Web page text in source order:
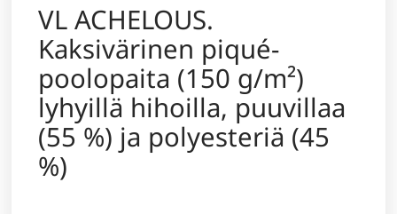
VL ACHELOUS.
Kaksivärinen piqué-
poolopaita (150 g/m²)
lyhyillä hihoilla, puuvillaa
(55 %) ja polyesteriä (45
%)